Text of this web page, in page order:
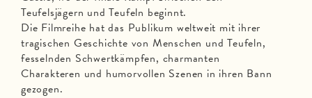
Teufelsjägern und Teufeln beginnt.
Die Filmreihe hat das Publikum weltweit mit ihrer
tragischen Geschichte von Menschen und Teufeln,
fesselnden Schwertkämpfen, charmanten
Charakteren und humorvollen Szenen in ihren Bann
gezogen.